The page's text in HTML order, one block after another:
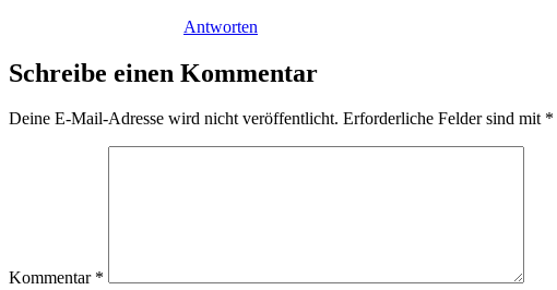
Antworten
Schreibe einen Kommentar
Deine E-Mail-Adresse wird nicht veröffentlicht. Erforderliche Felder sind mit *
Kommentar *